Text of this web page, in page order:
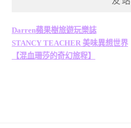
Darren蘋果樹旅遊玩樂誌
STANCY TEACHER 美味異想世界
【混血珊莎的奇幻旅程】